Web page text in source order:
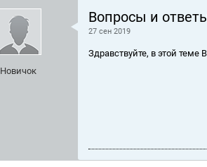
Новичок
Вопросы и
27 сен 2019
Здравствуйте, в этой